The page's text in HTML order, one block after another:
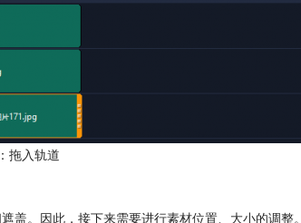
拖入轨道
盖。因此，接下来需要进行素材位置、大小的调整。